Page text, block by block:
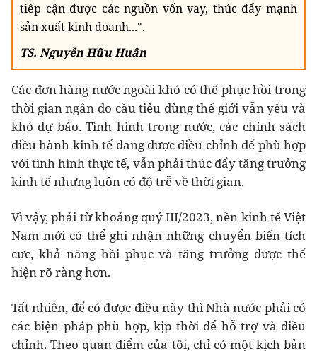
tiếp cận được các nguồn vốn vay, thúc đẩy mạnh
sản xuất kinh doanh...".
TS. Nguyễn Hữu Huân
Các đơn hàng nước ngoài khó có thể phục hồi trong
thời gian ngắn do cầu tiêu dùng thế giới vẫn yếu và
khó dự báo. Tình hình trong nước, các chính sách
điều hành kinh tế đang được điều chỉnh để phù hợp
với tình hình thực tế, vẫn phải thúc đẩy tăng trưởng
kinh tế nhưng luôn có độ trễ về thời gian.
Vì vậy, phải từ khoảng quý III/2023, nền kinh tế Việt
Nam mới có thể ghi nhận những chuyển biến tích
cực, khả năng hồi phục và tăng trưởng được thể
hiện rõ ràng hơn.
Tất nhiên, để có được điều này thì Nhà nước phải có
các biện pháp phù hợp, kịp thời để hỗ trợ và điều
chỉnh. Theo quan điểm của tôi, chỉ có một kịch bản